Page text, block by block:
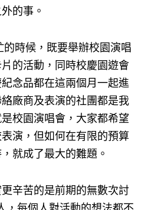
的事。
的時候，既要舉辦校園演唱
的活動，同時校慶園遊會
念品都在這兩個月一起進
廠商及表演的社團都是我
校園演唱會，大家都希望
演，但如何在有限的預算
就成了最大的難題。
辛苦的是前期的無數次討